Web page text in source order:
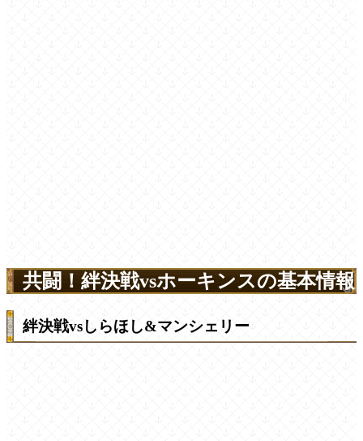
共闘！絆決戦vsホーキンスの基本情報
絆決戦vsしらほし&マンシェリー